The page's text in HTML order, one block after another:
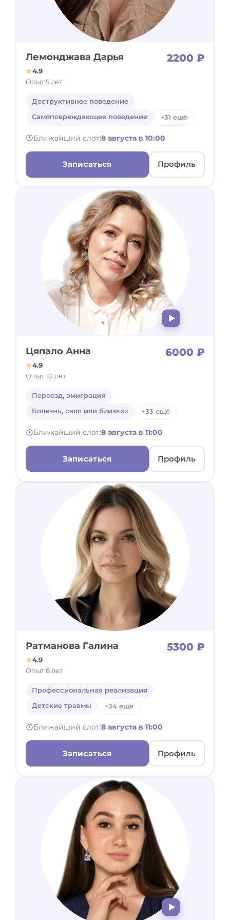
эмоциональные поступки
Системная семейная терапия
Нарративная терапия
Экзистенциальная и логотерапия
Краткосрочная терапия
Гипнотерапия
Майндфулнесс
Другое
Транзактный анализ
Лемонджава Дарья 2200 ₽
4.9
Опыт 5 лет
Деструктивное поведение
Самоповреждающее поведение
+31 ещё
Ближайший слот:8 августа в 10:00
Записаться Профиль
Цяпало Анна 6000 ₽
4.9
Опыт 10 лет
Переезд, эмиграция
Болезнь, своя или близких
+33 ещё
Ближайший слот:8 августа в 11:00
Записаться Профиль
Ратманова Галина 5300 ₽
4.9
Опыт 8 лет
Профессиональная реализация
Детские травмы
+34 ещё
Ближайший слот:8 августа в 11:00
Записаться Профиль